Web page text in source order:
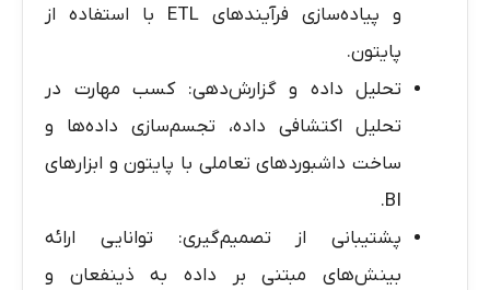
و پیاده‌سازی فرآیندهای ETL با استفاده از
پایتون.
تحلیل داده و گزارش‌دهی: کسب مهارت در
تحلیل اکتشافی داده، تجسم‌سازی داده‌ها و
ساخت داشبوردهای تعاملی با پایتون و ابزارهای
BI.
پشتیبانی از تصمیم‌گیری: توانایی ارائه
بینش‌های مبتنی بر داده به ذینفعان و